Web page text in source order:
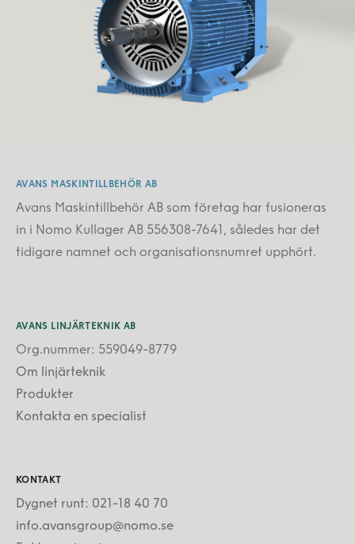
AVANS MASKINTILLBEHÖR AB
Avans Maskintillbehör AB som företag har fusioneras
in i Nomo Kullager AB 556308-7641, således har det
tidigare namnet och organisationsnumret upphört.
AVANS LINJÄRTEKNIK AB
Org.nummer: 559049-8779
Om linjärteknik
Produkter
Kontakta en specialist
KONTAKT
Dygnet runt: 021-18 40 70
info.avansgroup@nomo.se